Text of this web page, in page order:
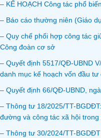
– KẾ HOẠCH Công tác phổ
– Báo cáo thường niên (Giáo
– Quy chế phối hợp công tác
Công đoàn cơ sở
– Quyết định 5517/QĐ-UBND
danh mục kế hoạch vốn đầu tư
– Quyết định 66/QĐ-UBND,
– Thông tư 18/2025/TT-
đường và công tác xã hội
– Thông tư 30/2024/TT-